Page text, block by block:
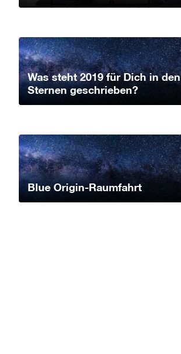
Was steht 2019 für Dich in den
Sternen geschrieben?
Blue Origin-Raumfahrt